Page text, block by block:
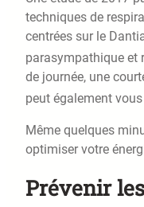
techniques de
centrées sur le
parasympathique et
de journée, une
peut également
Même quelques
optimiser votre
Prévenir